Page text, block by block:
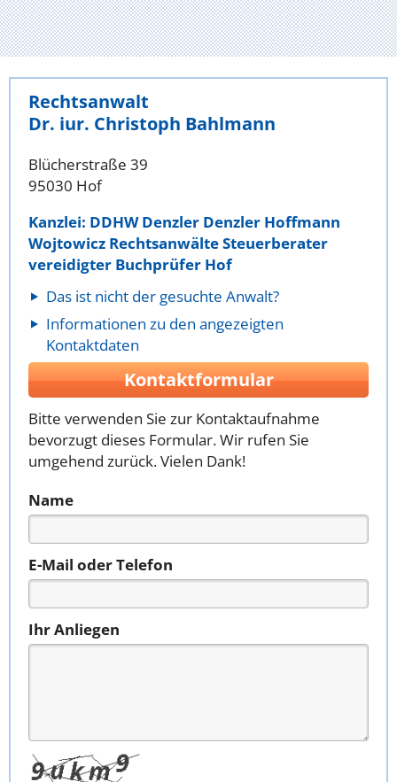
Rechtsanwalt
Dr. iur. Christoph Bahlmann
Blücherstraße 39
95030 Hof
Kanzlei: DDHW Denzler Denzler Hoffmann
Wojtowicz Rechtsanwälte Steuerberater
vereidigter Buchprüfer Hof
Das ist nicht der gesuchte Anwalt?
Informationen zu den angezeigten
Kontaktdaten
Kontaktformular
Bitte verwenden Sie zur Kontaktaufnahme
bevorzugt dieses Formular. Wir rufen Sie
umgehend zurück. Vielen Dank!
Name
E-Mail oder Telefon
Ihr Anliegen